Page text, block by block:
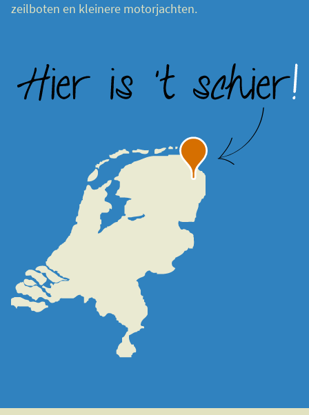
zeilboten en kleinere motorjachten.